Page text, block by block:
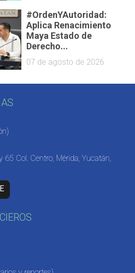
#OrdenYAutoridad:
Aplica Renacimiento
Maya Estado de
Derecho...
07 de agosto de 2026
Col. Centro, Mérida, Yucatán,